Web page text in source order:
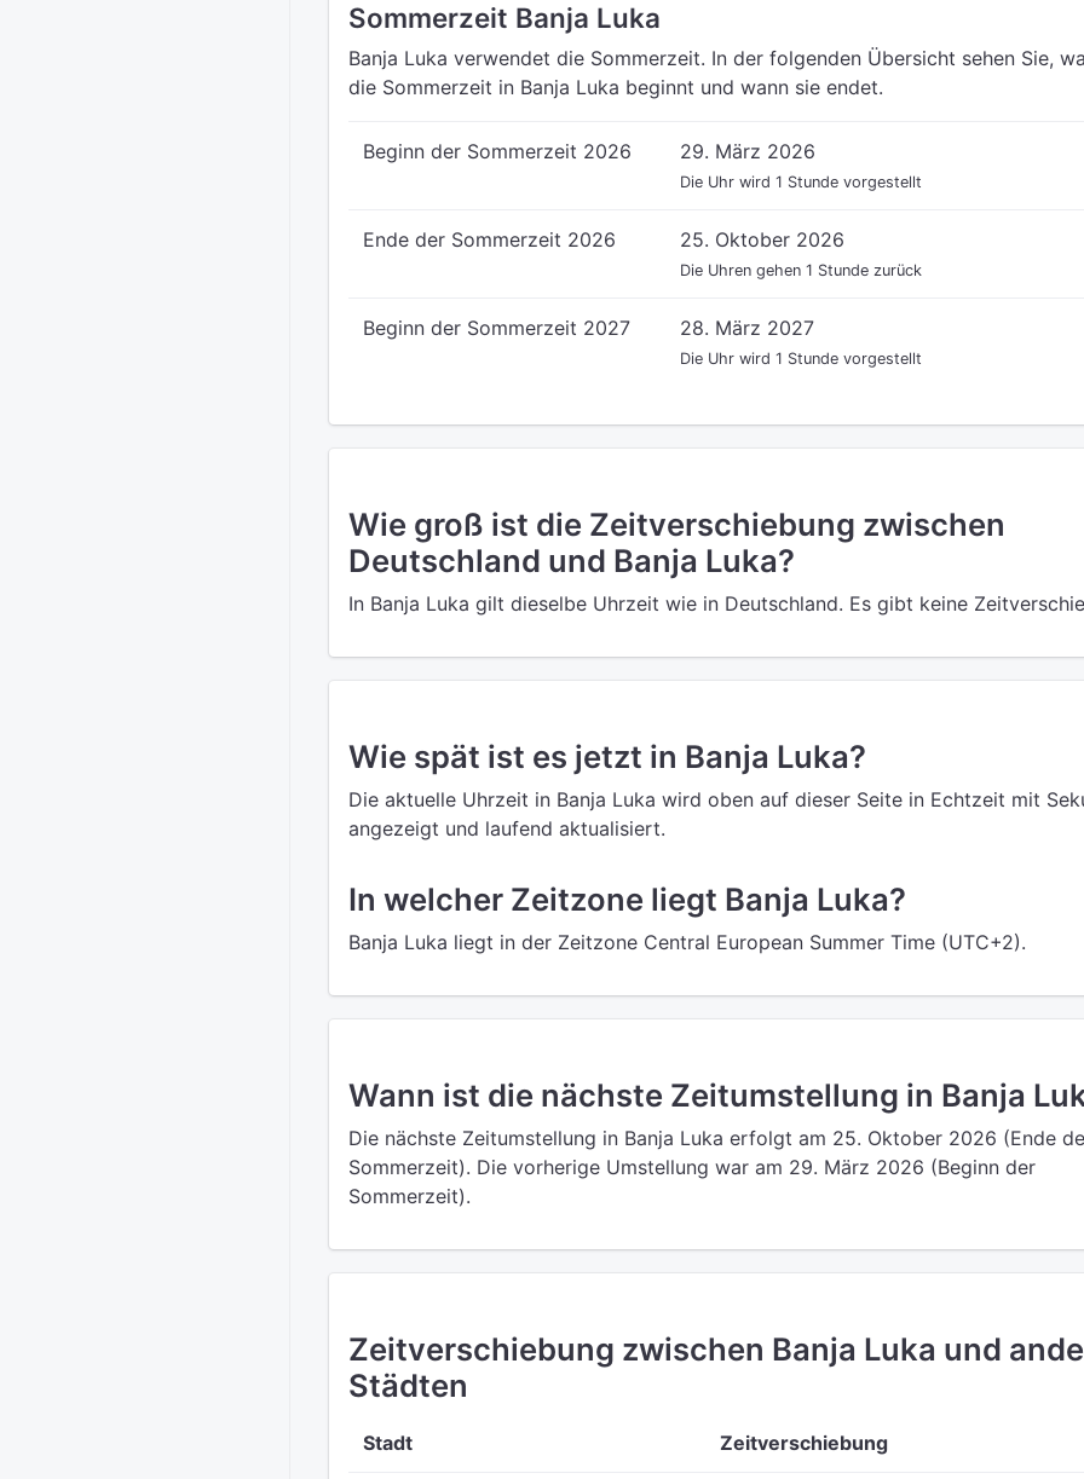
Sommerzeit Banja Luka
Banja Luka verwendet die Sommerzeit. In der folgenden Übersicht sehen Sie,
die Sommerzeit in Banja Luka beginnt und wann sie endet.
Beginn der Sommerzeit 2026 29. März 2026
Die Uhr wird 1 Stunde vorgestellt
Ende der Sommerzeit 2026 25. Oktober 2026
Die Uhren gehen 1 Stunde zurück
Beginn der Sommerzeit 2027 28. März 2027
Die Uhr wird 1 Stunde vorgestellt
Wie groß ist die Zeitverschiebung zwischen
Deutschland und Banja Luka?
In Banja Luka gilt dieselbe Uhrzeit wie in Deutschland. Es gibt keine
Wie spät ist es jetzt in Banja Luka?
Die aktuelle Uhrzeit in Banja Luka wird oben auf dieser Seite in Echtzeit mit
angezeigt und laufend aktualisiert.
In welcher Zeitzone liegt Banja Luka?
Banja Luka liegt in der Zeitzone Central European Summer Time (UTC+2).
Wann ist die nächste Zeitumstellung in Banja
Die nächste Zeitumstellung in Banja Luka erfolgt am 25. Oktober 2026 (Ende
Sommerzeit). Die vorherige Umstellung war am 29. März 2026 (Beginn der
Sommerzeit).
Zeitverschiebung zwischen Banja Luka und
Städten
Stadt Zeitverschiebung